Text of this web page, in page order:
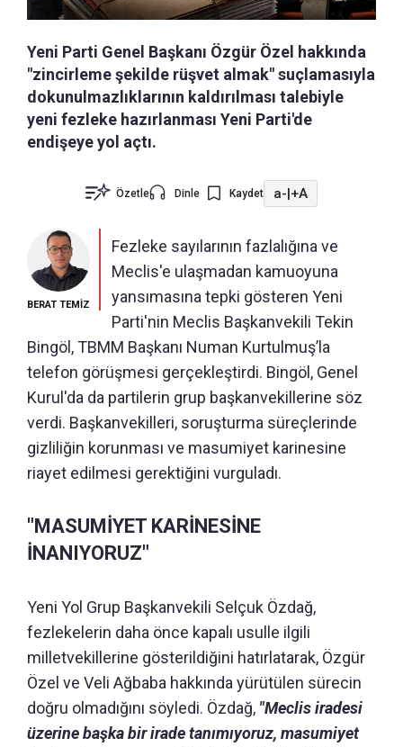
Yeni Parti Genel Başkanı Özgür Özel hakkında
"zincirleme şekilde rüşvet almak" suçlamasıyla
dokunulmazlıklarının kaldırılması talebiyle
yeni fezleke hazırlanması Yeni Parti'de
endişeye yol açtı.
Özetle Dinle Kaydet a-|+A
BERAT TEMİZ
Fezleke sayılarının fazlalığına ve
Meclis'e ulaşmadan kamuoyuna
yansımasına tepki gösteren Yeni
Parti'nin Meclis Başkanvekili Tekin
Bingöl, TBMM Başkanı Numan Kurtulmuş’la
telefon görüşmesi gerçekleştirdi. Bingöl, Genel
Kurul'da da partilerin grup başkanvekillerine söz
verdi. Başkanvekilleri, soruşturma süreçlerinde
gizliliğin korunması ve masumiyet karinesine
riayet edilmesi gerektiğini vurguladı.
"MASUMİYET KARİNESİNE
İNANIYORUZ"
Yeni Yol Grup Başkanvekili Selçuk Özdağ,
fezlekelerin daha önce kapalı usulle ilgili
milletvekillerine gösterildiğini hatırlatarak, Özgür
Özel ve Veli Ağbaba hakkında yürütülen sürecin
doğru olmadığını söyledi. Özdağ, "Meclis iradesi
üzerine başka bir irade tanımıyoruz, masumiyet